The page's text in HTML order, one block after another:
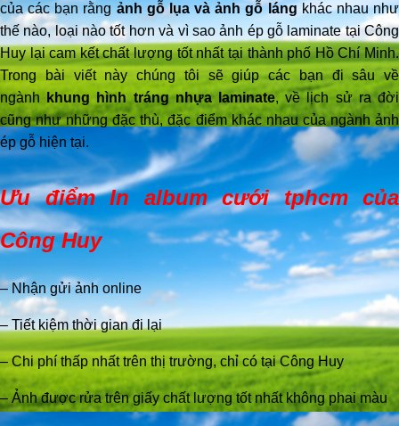
của các bạn rằngảnh gỗ lụa và ảnh gỗ lángkhác nhau như
thế nào, loại nào tốt hơn và vì sao ảnh ép gỗ laminate tại Công
Huy lại cam kết chất lượng tốt nhất tại thành phố Hồ Chí Minh.
Trong bài viết này chúng tôi sẽ giúp các bạn đi sâu về
ngành
khung hình tráng nhựa laminate, về lịch sử ra đời
cũng như những đặc thù, đặc điểm khác nhau của ngành ảnh
ép gỗ hiện tại.
Ưu điểm In album cưới tphcm của
Công Huy
– Nhận gửi ảnh online
– Tiết kiệm thời gian đi lại
– Chi phí thấp nhất trên thị trường, chỉ có tại Công Huy
– Ảnh được rửa trên giấy chất lượng tốt nhất không phai màu